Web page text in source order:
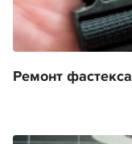
Ремонт фастекса